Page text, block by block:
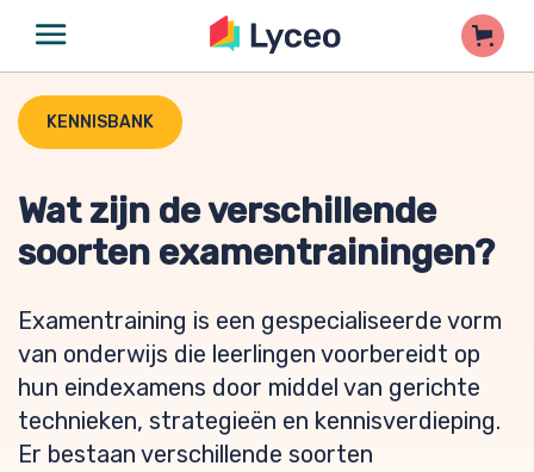
KENNISBANK
Wat zijn de verschillende
soorten examentrainingen?
Examentraining is een gespecialiseerde vorm
van onderwijs die leerlingen voorbereidt op
hun eindexamens door middel van gerichte
technieken, strategieën en kennisverdieping.
Er bestaan verschillende soorten